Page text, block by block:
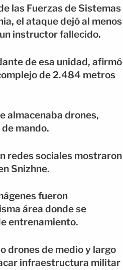
las Fuerzas de Sistemas
el ataque dejó al menos
instructor fallecido.
de esa unidad, afirmó
de 2.484 metros
almacenaba drones,
mando.
redes sociales mostraron
Snizhne.
fueron
área donde se
entrenamiento.
drones de medio y largo
infraestructura militar